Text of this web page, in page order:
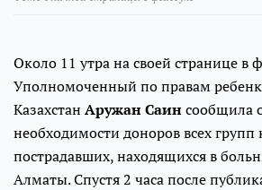
Около 11 утра на своей странице в
Уполномоченный по правам
Казахстан Аружан Саинсообщила
необходимости доноров всех групп
пострадавших, находящихся в
Алматы. Спустя 2 часа после